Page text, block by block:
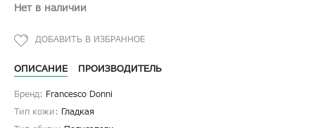
Нет в наличии
ОПИСАНИЕ ПРОИЗВОДИТЕЛЬ
Бренд: Francesco Donni
Тип кожи: Гладкая